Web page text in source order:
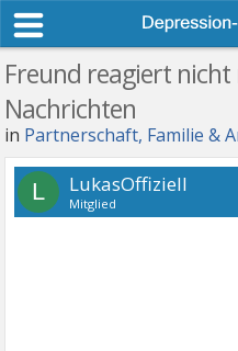
Freund reagiert
Nachrichten
in Partnerschaft, Familie &
L LukasOffiziell
Mitglied